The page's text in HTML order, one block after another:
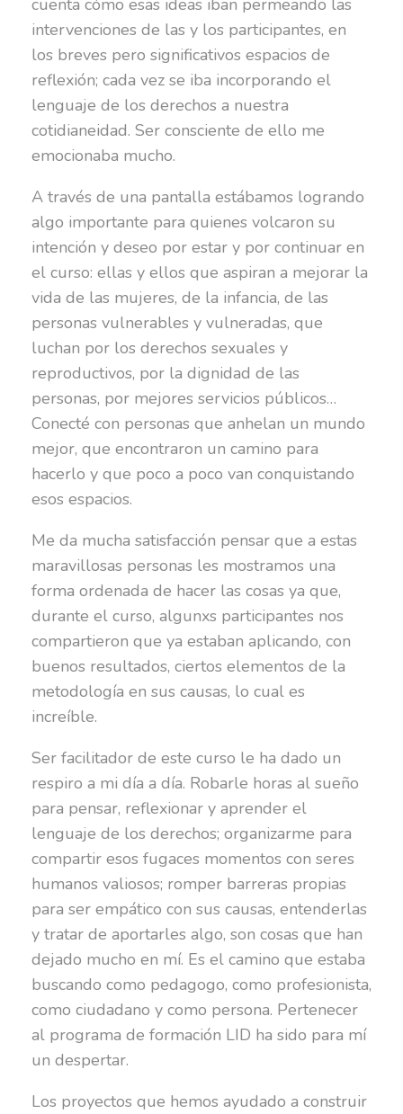
cuenta cómo esas ideas iban permeando las
intervenciones de las y los participantes, en
los breves pero significativos espacios de
reflexión; cada vez se iba incorporando el
lenguaje de los derechos a nuestra
cotidianeidad. Ser consciente de ello me
emocionaba mucho.
A través de una pantalla estábamos logrando
algo importante para quienes volcaron su
intención y deseo por estar y por continuar en
el curso: ellas y ellos que aspiran a mejorar la
vida de las mujeres, de la infancia, de las
personas vulnerables y vulneradas, que
luchan por los derechos sexuales y
reproductivos, por la dignidad de las
personas, por mejores servicios públicos…
Conecté con personas que anhelan un mundo
mejor, que encontraron un camino para
hacerlo y que poco a poco van conquistando
esos espacios.
Me da mucha satisfacción pensar que a estas
maravillosas personas les mostramos una
forma ordenada de hacer las cosas ya que,
durante el curso, algunxs participantes nos
compartieron que ya estaban aplicando, con
buenos resultados, ciertos elementos de la
metodología en sus causas, lo cual es
increíble.
Ser facilitador de este curso le ha dado un
respiro a mi día a día. Robarle horas al sueño
para pensar, reflexionar y aprender el
lenguaje de los derechos; organizarme para
compartir esos fugaces momentos con seres
humanos valiosos; romper barreras propias
para ser empático con sus causas, entenderlas
y tratar de aportarles algo, son cosas que han
dejado mucho en mí. Es el camino que estaba
buscando como pedagogo, como profesionista,
como ciudadano y como persona. Pertenecer
al programa de formación LID ha sido para mí
un despertar.
Los proyectos que hemos ayudado a construir